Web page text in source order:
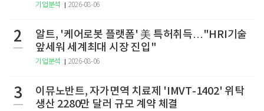
기업분석 2026-08-06
2
알트, '케어로봇 플랫폼' 美 특허취득…"HRI기술
앞세워 세계최대 시장 진입"
기업분석 2026-08-06
3
이뮤노반트, 자가면역 치료제 'IMVT-1402' 위탁
생산 2280만 달러 규모 계약 체결